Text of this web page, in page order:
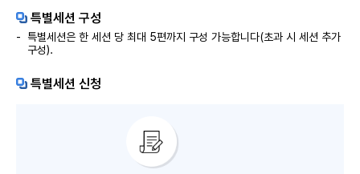
특별세션 구성
특별세션은 한 세션 당 최대 5편까지 구성 가능합니다(초과 시 세션 추가
구성).
특별세션 신청